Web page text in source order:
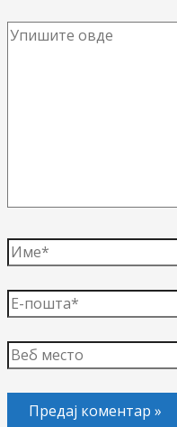
Упишите
Име*
Е-
пошта*
Веб
место